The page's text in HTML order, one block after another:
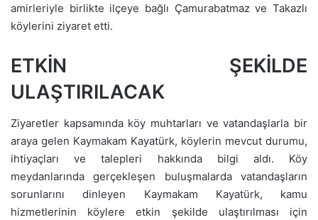
amirleriyle birlikte ilçeye bağlı Çamurabatmaz ve Takazlı
köylerini ziyaret etti.
ETKİN ŞEKİLDE
ULAŞTIRILACAK
Ziyaretler kapsamında köy muhtarları ve vatandaşlarla bir
araya gelen Kaymakam Kayatürk, köylerin mevcut durumu,
ihtiyaçları ve talepleri hakkında bilgi aldı. Köy
meydanlarında gerçekleşen buluşmalarda vatandaşların
sorunlarını dinleyen Kaymakam Kayatürk, kamu
hizmetlerinin köylere etkin şekilde ulaştırılması için